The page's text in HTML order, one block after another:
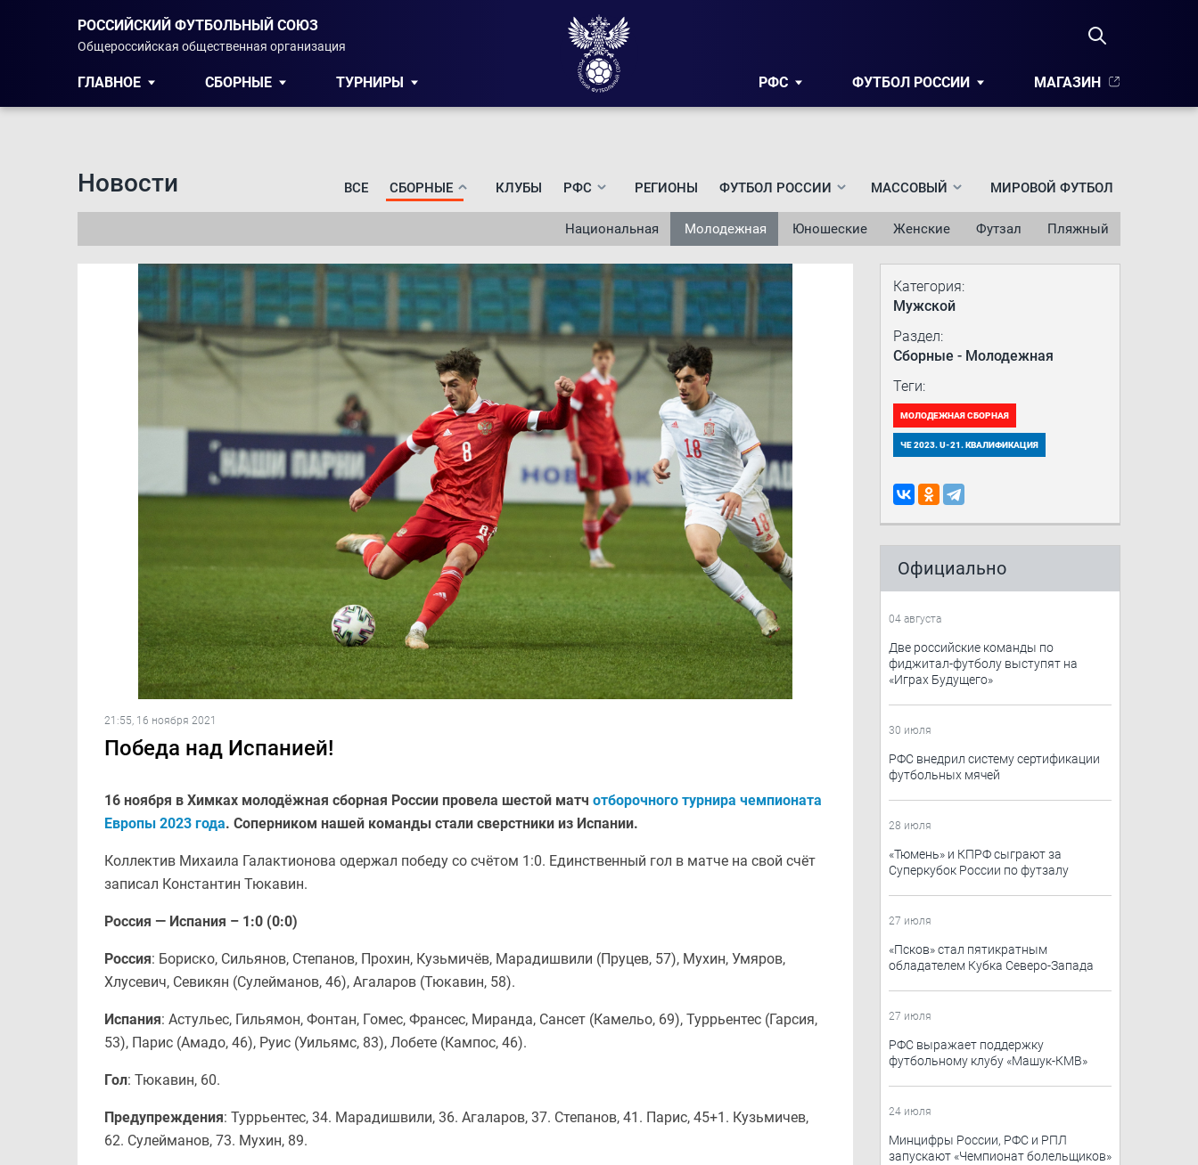
РОССИЙСКИЙ ФУТБОЛЬНЫЙ СОЮЗ
Общероссийская общественная организация
ГЛАВНОЕ СБОРНЫЕ ТУРНИРЫ РФС ФУТБОЛ РОССИИ МАГАЗИН
Новости ВСЕ СБОРНЫЕ
Пляжный
Футзал
Женские
Юношеские
Молодежная
Национальная
КЛУБЫ РФС РЕГИОНЫ ФУТБОЛ РОССИИ МАССОВЫЙ МИРОВОЙ ФУТБОЛ
21:55, 16 ноября 2021
Победа над Испанией!
16 ноября в Химках молодёжная сборная России провела шестой матч отборочного турнира чемпионата
Европы 2023 года. Соперником нашей команды стали сверстники из Испании.
Коллектив Михаила Галактионова одержал победу со счётом 1:0. Единственный гол в матче на свой счёт
записал Константин Тюкавин.
Россия — Испания – 1:0 (0:0)
Россия: Бориско, Сильянов, Степанов, Прохин, Кузьмичёв, Марадишвили (Пруцев, 57), Мухин, Умяров,
Хлусевич, Севикян (Сулейманов, 46), Агаларов (Тюкавин, 58).
Испания: Астульес, Гильямон, Фонтан, Гомес, Франсес, Миранда, Сансет (Камельо, 69), Туррьентес (Гарсия,
53), Парис (Амадо, 46), Руис (Уильямс, 83), Лобете (Кампос, 46).
Гол: Тюкавин, 60.
Предупреждения: Туррьентес, 34. Марадишвили, 36. Агаларов, 37. Степанов, 41. Парис, 45+1. Кузьмичев,
62. Сулейманов, 73. Мухин, 89.
Категория:
Мужской
Раздел:
Сборные - Молодежная
Теги:
МОЛОДЕЖНАЯ СБОРНАЯ
ЧЕ 2023. U-21. КВАЛИФИКАЦИЯ
Официально
04 августа
Две российские команды по
фиджитал-футболу выступят на
«Играх Будущего»
30 июля
РФС внедрил систему сертификации
футбольных мячей
28 июля
​«Тюмень»​ и КПРФ сыграют за
Суперкубок России по футзалу
27 июля
«Псков» стал пятикратным
обладателем Кубка Северо-Запада
27 июля
РФС выражает поддержку
футбольному клубу «Машук-КМВ»
24 июля
Минцифры России, РФС и РПЛ
запускают «Чемпионат болельщиков»